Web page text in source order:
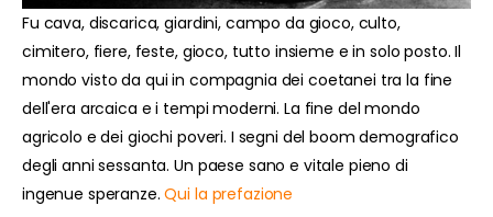
Fu cava, discarica, giardini, campo da gioco, culto,
cimitero, fiere, feste, gioco, tutto insieme e in solo posto. Il
mondo visto da qui in compagnia dei coetanei tra la fine
dell'era arcaica e i tempi moderni. La fine del mondo
agricolo e dei giochi poveri. I segni del boom demografico
degli anni sessanta. Un paese sano e vitale pieno di
ingenue speranze.Qui la prefazione